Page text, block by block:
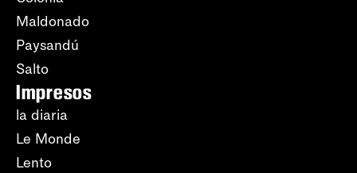
Maldonado
Paysandú
Salto
Impresos
la diaria
Le Monde
Lento